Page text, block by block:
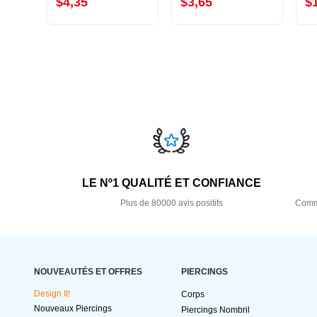
LE Nº1 QUALITÉ ET CONFIANCE
Plus de 80000 avis positifs
NOUVEAUTÉS ET OFFRES
Design It!
Nouveaux Piercings
PIERCINGS
Corps
Piercings Nombril